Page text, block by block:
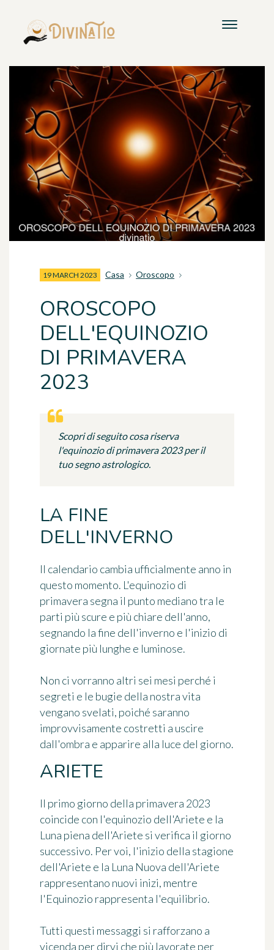
19 MARCH 2023 Casa Oroscopo
OROSCOPO
DELL'EQUINOZIO
DI PRIMAVERA
2023
Scopri di seguito cosa riserva
l'equinozio di primavera 2023 per il
tuo segno astrologico.
LA FINE
DELL'INVERNO
Il calendario cambia ufficialmente anno in
questo momento. L'equinozio di
primavera segna il punto mediano tra le
parti più scure e più chiare dell'anno,
segnando la fine dell'inverno e l'inizio di
giornate più lunghe e luminose.
Non ci vorranno altri sei mesi perché i
segreti e le bugie della nostra vita
vengano svelati, poiché saranno
improvvisamente costretti a uscire
dall'ombra e apparire alla luce del giorno.
ARIETE
Il primo giorno della primavera 2023
coincide con l'equinozio dell'Ariete e la
Luna piena dell'Ariete si verifica il giorno
successivo. Per voi, l'inizio della stagione
dell'Ariete e la Luna Nuova dell'Ariete
rappresentano nuovi inizi, mentre
l'Equinozio rappresenta l'equilibrio.
Tutti questi messaggi si rafforzano a
vicenda per dirvi che più lavorate per